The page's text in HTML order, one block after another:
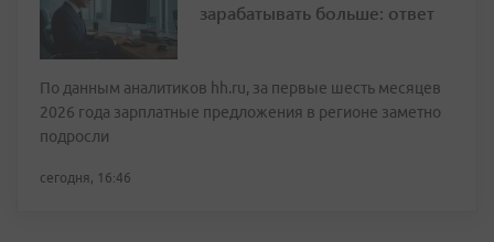
зарабатывать больше: ответ
По данным аналитиков hh.ru, за первые шесть месяцев
2026 года зарплатные предложения в регионе заметно
подросли
сегодня, 16:46